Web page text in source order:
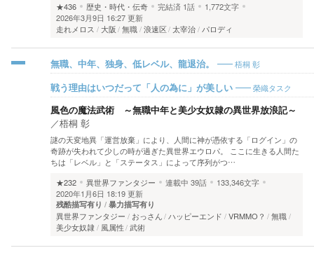
★436
歴史・時代・伝奇 完結済 1話
1,772文字
2026年3月9日 16:27 更新
走れメロス
大阪 無職 浪速区 太宰治 パロディ
無職、中年、独身、低レベル、龍退治。 梧桐 彰
戦う理由はいつだって「人の為に」が美しい 榮織タスク
風色の魔法武術 ～無職中年と美少女奴隷の異世界放浪記～
／梧桐 彰
謎の天変地異「運営放棄」により、人間に神が憑依する「ログイン」の
奇跡が失われて少しの時が過ぎた異世界エウロパ。 ここに生きる人間た
ちは「レベル」と「ステータス」によって序列がつ…
★232
異世界ファンタジー 連載中 39話
133,346文字
2020年1月6日 18:19 更新
残酷描写有り 暴力描写有り
異世界ファンタジー おっさん ハッピーエンド VRMMO？
無職
美少女奴隷
風属性 武術